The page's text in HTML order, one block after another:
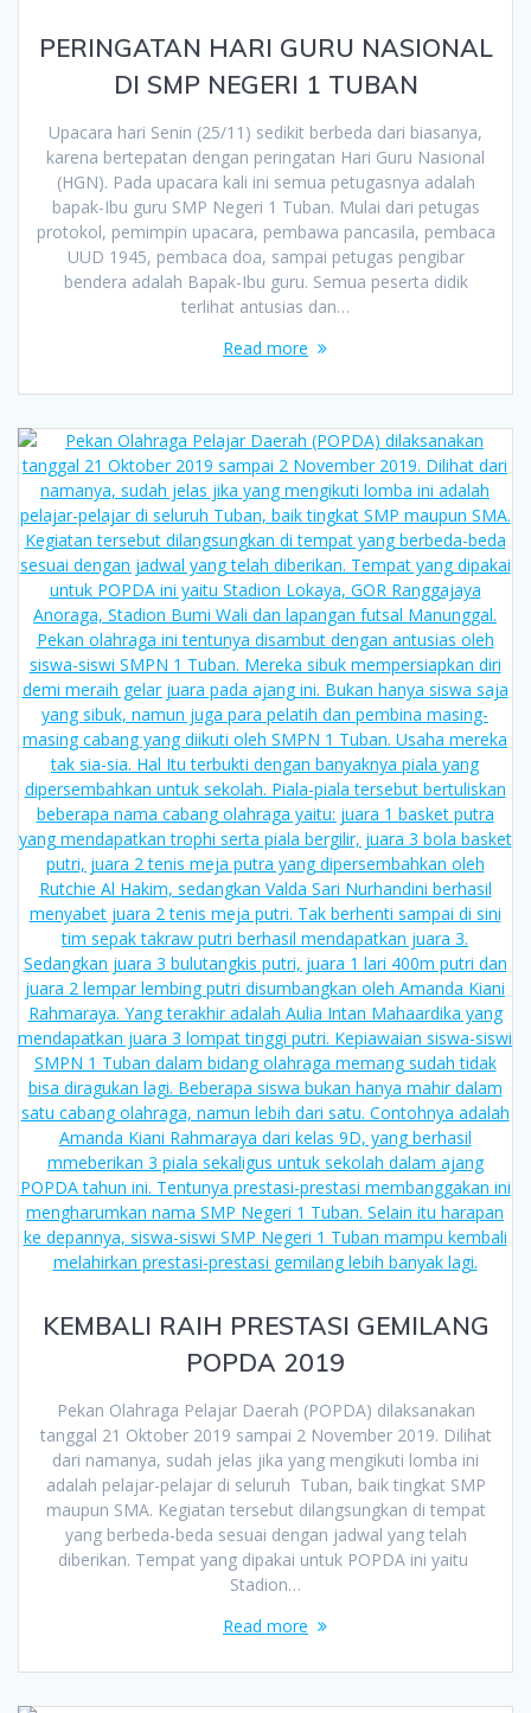
PERINGATAN HARI GURU NASIONAL
DI SMP NEGERI 1 TUBAN
Upacara hari Senin (25/11) sedikit berbeda dari biasanya,
karena bertepatan dengan peringatan Hari Guru Nasional
(HGN). Pada upacara kali ini semua petugasnya adalah
bapak-Ibu guru SMP Negeri 1 Tuban. Mulai dari petugas
protokol, pemimpin upacara, pembawa pancasila, pembaca
UUD 1945, pembaca doa, sampai petugas pengibar
bendera adalah Bapak-Ibu guru. Semua peserta didik
terlihat antusias dan…
Read more
KEMBALI RAIH PRESTASI GEMILANG
POPDA 2019
Pekan Olahraga Pelajar Daerah (POPDA) dilaksanakan
tanggal 21 Oktober 2019 sampai 2 November 2019. Dilihat
dari namanya, sudah jelas jika yang mengikuti lomba ini
adalah pelajar-pelajar di seluruh Tuban, baik tingkat SMP
maupun SMA. Kegiatan tersebut dilangsungkan di tempat
yang berbeda-beda sesuai dengan jadwal yang telah
diberikan. Tempat yang dipakai untuk POPDA ini yaitu
Stadion…
Read more